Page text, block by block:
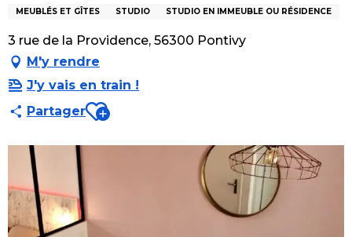
MEUBLÉS ET GÎTES STUDIO STUDIO EN IMMEUBLE OU RÉSIDENCE
3 rue de la Providence, 56300 Pontivy
M'y rendre
J'y vais en train !
PartagerAjouter aux favoris